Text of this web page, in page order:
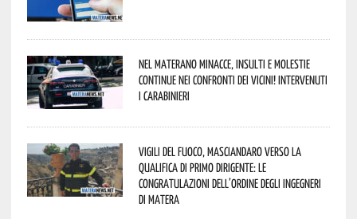
Nel materano minacce, insulti e molestie
continue nei confronti dei vicini! Intervenuti
i Carabinieri
Vigili del Fuoco, Masciandaro verso la
qualifica di Primo Dirigente: le
congratulazioni dell’Ordine degli Ingegneri
di Matera